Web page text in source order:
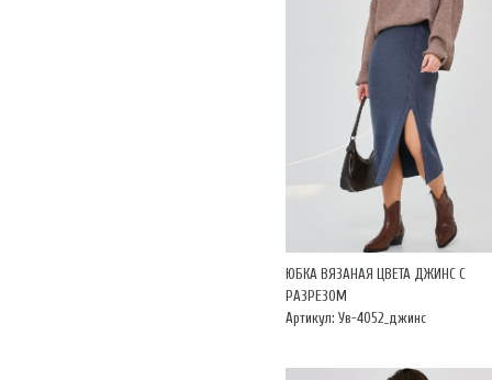
ЮБКА ВЯЗАНАЯ ЦВЕТА ДЖИНС С
РАЗРЕЗОМ
Артикул: Ув-4052_джинс